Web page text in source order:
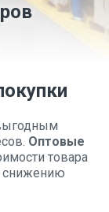
Оптовые
товара
снижению